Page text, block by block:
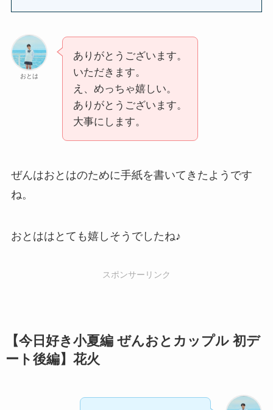
おとは
ありがとうございます。
いただきます。
え、めっちゃ嬉しい。
ありがとうございます。
大事にします。
ぜんはおとはのために手紙を書いてきたようです
ね。
おとははとても嬉しそうでしたね♪
スポンサーリンク
【今日好き小夏編 ぜんおとカップル 初デ
ート後編】花火